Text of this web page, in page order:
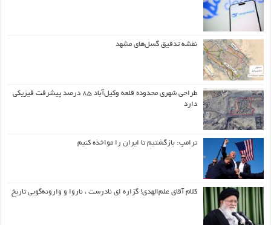
نقشه تدقیق گسل‌های مشهد
طراحی شهری محدوده قلعه وکیل‌آباد ۸۵ درصد پیشرفت فیزیکی
دارد
ترامپ: بازگشتیم تا ایران را مواخذه کنیم
کلام آقای علم‌الهدی! گزاره ای نادرست ، ناروا و وارونه‌گویی تاریخ